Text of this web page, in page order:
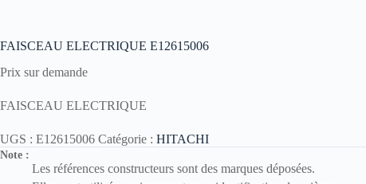
FAISCEAU ELECTRIQUE E12615006
Prix sur demande
FAISCEAU ELECTRIQUE
UGS : E12615006 Catégorie : HITACHI
Note :
Les références constructeurs sont des marques déposées.